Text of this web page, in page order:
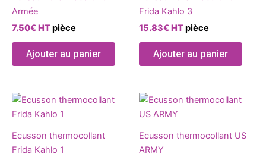
Armée
7.50€HTpièce
Ajouter au panier
Frida Kahlo 3
15.83€HTpièce
Ajouter au panier
Ecusson thermocollant
Frida Kahlo 1
Ecusson thermocollant US
ARMY